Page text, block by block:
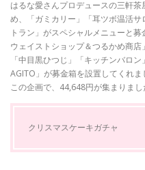
はるな愛さんプロデュースの三軒
め、「ガミカリー」「耳ツボ温活
トラン」がスペシャルメニューと
ウェイストショップ＆つるかめ商店
「中目黒ひつじ」「キッチンバロ
AGITO」が募金箱を設置してくれま
この企画で、44,648円が集まりまし
クリスマスケーキガチャ